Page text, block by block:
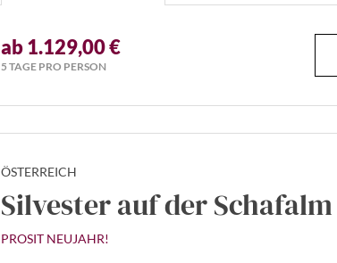
ab 1.129,00 €
5 TAGE PRO PERSON
ÖSTERREICH
Silvester auf der Schafalm
PROSIT NEUJAHR!